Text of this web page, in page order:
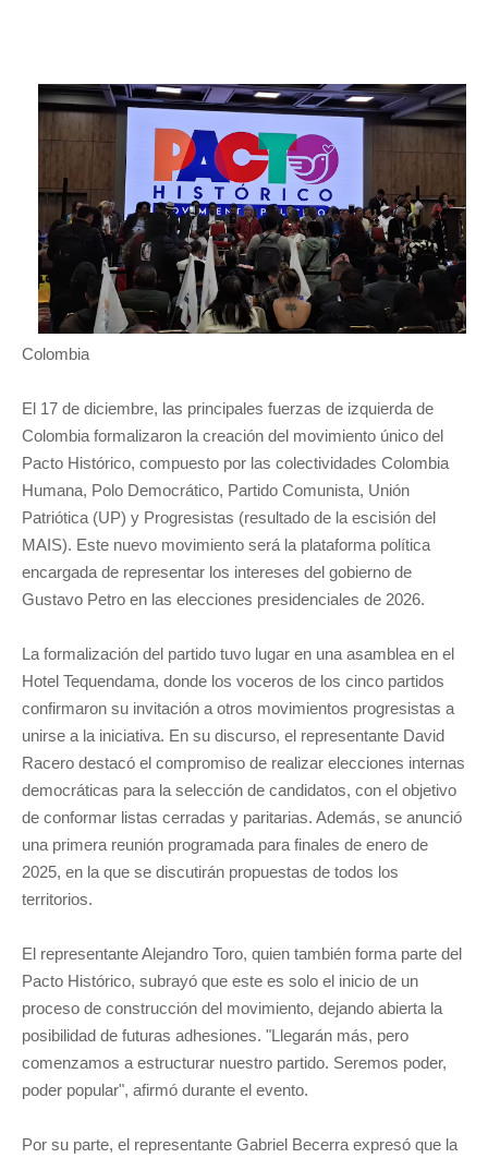
Colombia
El 17 de diciembre, las principales fuerzas de izquierda de
Colombia formalizaron la creación del movimiento único del
Pacto Histórico, compuesto por las colectividades Colombia
Humana, Polo Democrático, Partido Comunista, Unión
Patriótica (UP) y Progresistas (resultado de la escisión del
MAIS). Este nuevo movimiento será la plataforma política
encargada de representar los intereses del gobierno de
Gustavo Petro en las elecciones presidenciales de 2026.
La formalización del partido tuvo lugar en una asamblea en el
Hotel Tequendama, donde los voceros de los cinco partidos
confirmaron su invitación a otros movimientos progresistas a
unirse a la iniciativa. En su discurso, el representante David
Racero destacó el compromiso de realizar elecciones internas
democráticas para la selección de candidatos, con el objetivo
de conformar listas cerradas y paritarias. Además, se anunció
una primera reunión programada para finales de enero de
2025, en la que se discutirán propuestas de todos los
territorios.
El representante Alejandro Toro, quien también forma parte del
Pacto Histórico, subrayó que este es solo el inicio de un
proceso de construcción del movimiento, dejando abierta la
posibilidad de futuras adhesiones. "Llegarán más, pero
comenzamos a estructurar nuestro partido. Seremos poder,
poder popular", afirmó durante el evento.
Por su parte, el representante Gabriel Becerra expresó que la